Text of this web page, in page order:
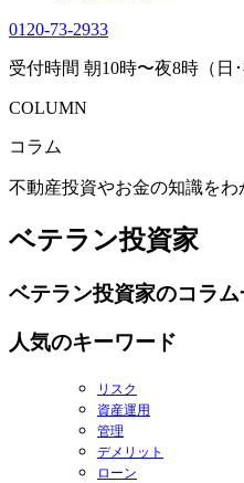
0120-73-2933
受付時間 朝10時〜夜8時（日･
COLUMN
コラム
不動産投資やお金の知識をわ
ベテラン投資家
ベテラン投資家のコラ
人気のキーワード
リスク
資産運用
管理
デメリット
ローン